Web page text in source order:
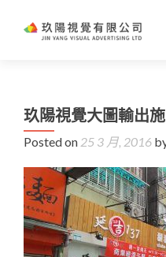
玖陽視覺大圖輸出
Posted on 25 3 月, 2016